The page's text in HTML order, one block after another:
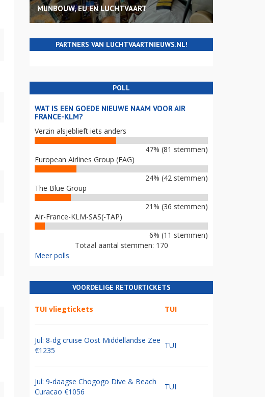
MIJNBOUW, EU EN LUCHTVAART
PARTNERS VAN LUCHTVAARTNIEUWS.NL!
POLL
WAT IS EEN GOEDE NIEUWE NAAM VOOR AIR
FRANCE-KLM?
Verzin alsjeblieft iets anders
47% (81 stemmen)
European Airlines Group (EAG)
24% (42 stemmen)
The Blue Group
21% (36 stemmen)
Air-France-KLM-SAS(-TAP)
6% (11 stemmen)
Totaal aantal stemmen: 170
Meer polls
VOORDELIGE RETOURTICKETS
TUI vliegtickets TUI
Jul: 8-dg cruise Oost Middellandse Zee
€1235
TUI
Jul: 9-daagse Chogogo Dive & Beach
Curacao €1056
TUI